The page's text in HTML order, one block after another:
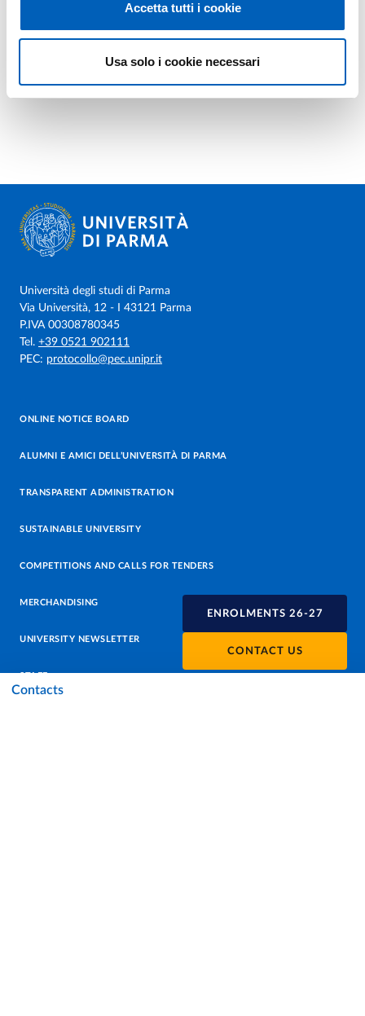
Accetta tutti i cookie
Usa solo i cookie necessari
ENROLMENTS 26-27
CONTACT US
Contacts
Università degli studi di Parma
Via Università, 12 - I 43121 Parma
P.IVA 00308780345
Tel. +39 0521 902111
PEC: protocollo@pec.unipr.it
ONLINE NOTICE BOARD
ALUMNI E AMICI DELL’UNIVERSITÀ DI PARMA
TRANSPARENT ADMINISTRATION
SUSTAINABLE UNIVERSITY
COMPETITIONS AND CALLS FOR TENDERS
MERCHANDISING
UNIVERSITY NEWSLETTER
STAFF